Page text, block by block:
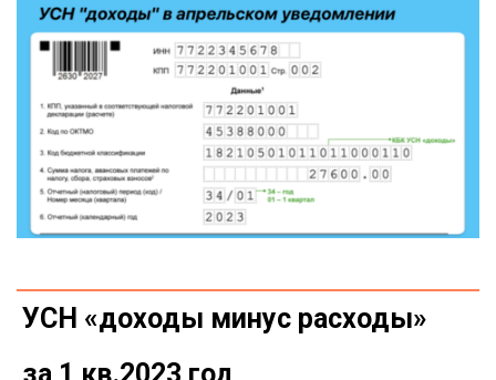
УСН «доходы минус расходы»
за 1 кв.2023 год